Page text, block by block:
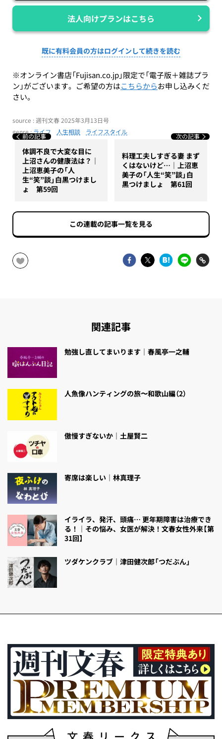
法人向けプランはこちら
既に有料会員の方はログインして続きを読む
※オンライン書店「Fujisan.co.jp」限定で「電子版＋雑誌プラ
ン」がございます。ご希望の方はこちらからお申し込みくだ
さい。
source : 週刊文春 2025年3月13日号
genre :ライフ 人生相談 ライフスタイル
前の記事
体調不良で大変な目に
上沼さんの健康法は？｜
上沼恵美子の「人
生“笑”談」白黒つけまし
ょ 第59回
次の記事
料理工夫しすぎる妻 まず
くはないけど…｜上沼恵
美子の「人生“笑”談」白
黒つけましょ 第61回
この連載の記事一覧を見る
関連記事
勉強し直してまいります｜春風亭一之輔
人魚像ハンティングの旅〜和歌山編（2）
傲慢すぎないか｜土屋賢二
寄席は楽しい｜林真理子
イライラ、発汗、頭痛… 更年期障害は治療でき
る！｜その悩み、女医が解決！文春女性外来【第
31回】
ツダケンクラブ｜津田健次郎「つだぶん」